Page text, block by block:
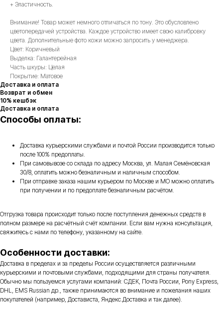
+ Эластичность.
Внимание! Товар может немного отличаться по тону. Это обусловлено
цветопередачей устройства. Каждое устройство имеет свою калибровку
цвета. Дополнительные фото кожи можно запросить у менеджера.
Цвет: Коричневый
Выделка: Галантерейная
Часть шкуры: Целая
Покрытие: Матовое
Доставка и оплата
Возврат и обмен
10% кешбэк
Доставка и оплата
Способы оплаты:
Доставка курьерскими службами и почтой России производится только
после 100% предоплаты.
При самовывозе со склада по адресу Москва, ул. Малая Семёновская
30/8, оплатить можно безналичным и наличным способом.
При отправке заказа нашим курьером по Москве и МО можно оплатить
при получении и по предоплате безналичным расчётом.
Отгрузка товара происходит только после поступления денежных средств в
полном размере на расчётный счёт компании. Если вам нужна консультация,
свяжитесь с нами по телефону, указанному на сайте.
Особенности доставки:
Доставка в пределах и за пределы России осуществляется различными
курьерскими и почтовыми службами, подходящими для страны получателя.
Обычно мы пользуемся услугами компаний: СДЕК, Почта России, Pony Express,
DHL, EMS Russian др., также принимаются во внимание и пожелания наших
покупателей (например, Достависта, Яндекс.Доставка и так далее).